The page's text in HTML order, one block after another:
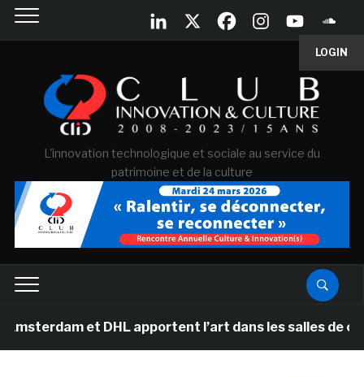
LOGIN
L'innovation technologique et sociale au service du
patrimoine et de la culture
et DHL apportent l’art dans les salles de classe des